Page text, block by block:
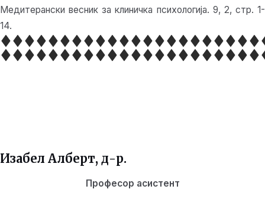
Медитерански весник за клиничка психологија. 9, 2, стр. 1-
14.
Изабел Алберт, д-р.
Професор асистент